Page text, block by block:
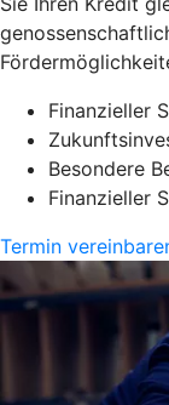
Finanzieller
Besondere
Finanzieller
Termin